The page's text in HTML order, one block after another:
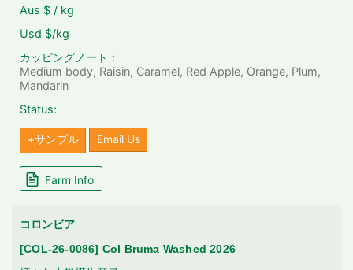
Aus $ / kg
Usd $/kg
カッピングノート：
Medium body, Raisin, Caramel, Red Apple, Orange, Plum,
Mandarin
Status:
+サンプル Email Us
Farm Info
コロンビア
[COL-26-0086] Col Bruma Washed 2026